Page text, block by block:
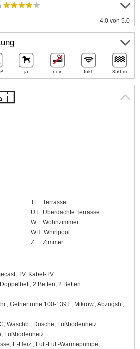
TE
Terrasse
ÜT
Überdachte Terrasse
W
Wohnzimmer
WH Whirlpool
Z
Zimmer
TV, Kabel-TV
2 Betten, 2 Betten
Gefriertruhe 100-139 l., Mikrow., Abzugsh.,
Waschb., Dusche, Fußbodenheiz.
Fußbodenheiz.
E-Heiz., Luft-Luft-Wärmepumpe,
4.0 von 5.0
ja nein Inkl. 350 m